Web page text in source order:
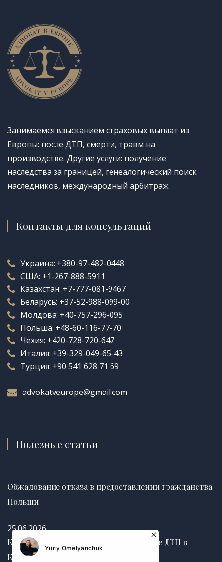
Занимаемся взысканием страховых выплат из
Европы: после ДТП, смерти, травм на
производстве. Другие услуги: получение
наследства за границей, генеалогический поиск
наследников, международный арбитраж.
Контакты для консультаций
Украина: +380-97-482-0448
США: +1-267-888-5911
Казахстан: +7-777-081-9467
Беларусь: +37-52-988-099-00
Молдова: +40-757-296-095
Польша: +48-60-116-77-70
Чехия: +420-728-720-647
Италия: +39-329-049-65-43
Турция: +90 541 628 71 69
advokatveurope@gmail.com
Полезные статьи
Обжалование отказа в предоставлении гражданства
Польши
25.06.2026
Как получить страховую выплату после ДТП в
Канаде без задержек